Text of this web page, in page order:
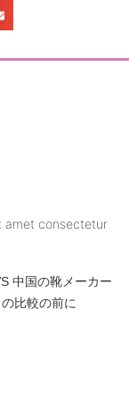
amet consectetur
中国の靴メーカー
比較の前に